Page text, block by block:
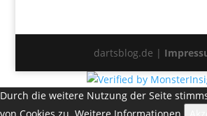
dartsblog.de |
Durch die weitere Nutzung der Seite